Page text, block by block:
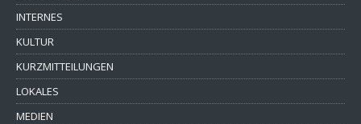
INTERNES
KULTUR
KURZMITTEILUNGEN
LOKALES
MEDIEN